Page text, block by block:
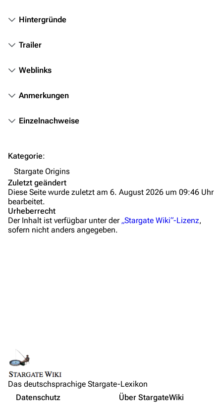
Letzte Änderungen
Anfragen
Administrations-Übersicht
Löschantrag
Vandalismus melden
IRC-Channel
Nicht angemeldet
Permanenter Link
Seiten­­informationen
Hintergründe
Trailer
Weblinks
Anmerkungen
Einzelnachweise
Ankündigung
Produktion
Trailer
Kategorie:
Stargate Origins
Zuletzt geändert
Diese Seite wurde zuletzt am 6. August 2026 um 09:46 Uhr
bearbeitet.
Urheberrecht
Der Inhalt ist verfügbar unter der „Stargate Wiki“-Lizenz,
sofern nicht anders angegeben.
Das deutschsprachige Stargate-Lexikon
Datenschutz
Über StargateWiki